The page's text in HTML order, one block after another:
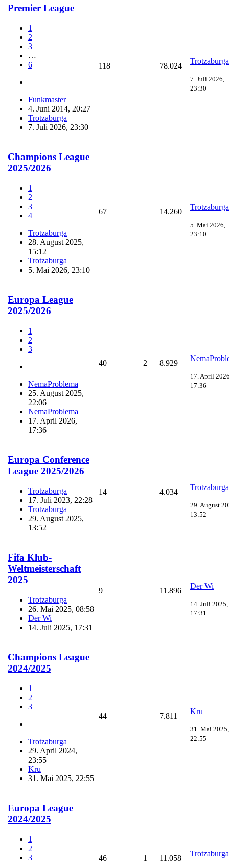
Premier League
1
2
3
…
6
Funkmaster
4. Juni 2014, 20:27
Trotzaburga
7. Juli 2026, 23:30
118 78.024
Trotzaburga
7. Juli 2026,
23:30
Champions League
2025/2026
1
2
3
4
Trotzaburga
28. August 2025,
15:12
Trotzaburga
5. Mai 2026, 23:10
67 14.260
Trotzaburga
5. Mai 2026,
23:10
Europa League
2025/2026
1
2
3
NemaProblema
25. August 2025,
22:06
NemaProblema
17. April 2026,
17:36
40 +2 8.929
17. April
17:36
Europa Conference
League 2025/2026
Trotzaburga
17. Juli 2023, 22:28
Trotzaburga
29. August 2025,
13:52
14 4.034
Trotzaburga
29. August
13:52
Fifa Klub-
Weltmeisterschaft
2025
Trotzaburga
26. Mai 2025, 08:58
Der Wi
14. Juli 2025, 17:31
9 11.896
Der Wi
14. Juli 2025,
17:31
Champions League
2024/2025
1
2
3
Trotzaburga
29. April 2024,
23:55
Kru
31. Mai 2025, 22:55
44 7.811
Kru
31. Mai 2025,
22:55
Europa League
2024/2025
1
2
3
46 +1 11.058
Trotzaburga